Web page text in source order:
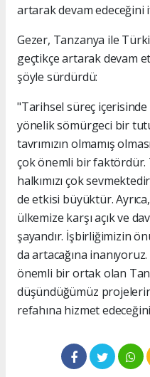
artarak devam edeceğini
Gezer, Tanzanya ile
geçtikçe artarak devam
şöyle sürdürdü:
"Tarihsel süreç
yönelik sömürgeci bir
tavrımızın olmamış
çok önemli bir faktördür.
halkımızı çok
de etkisi büyüktür.
ülkemize karşı açık ve
şayandır. İşbirliğimizin
da artacağına
önemli bir ortak olan
düşündüğümüz
refahına hizmet